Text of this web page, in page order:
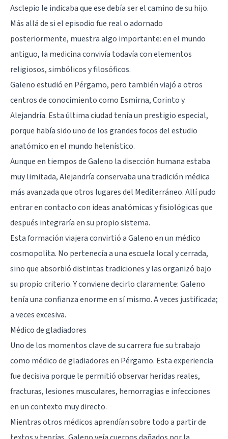
Asclepio le indicaba que ese debía ser el camino de su hijo.
Más allá de si el episodio fue real o adornado
posteriormente, muestra algo importante: en el mundo
antiguo, la medicina convivía todavía con elementos
religiosos, simbólicos y filosóficos.
Galeno estudió en Pérgamo, pero también viajó a otros
centros de conocimiento como Esmirna, Corinto y
Alejandría. Esta última ciudad tenía un prestigio especial,
porque había sido uno de los grandes focos del estudio
anatómico en el mundo helenístico.
Aunque en tiempos de Galeno la disección humana estaba
muy limitada, Alejandría conservaba una tradición médica
más avanzada que otros lugares del Mediterráneo. Allí pudo
entrar en contacto con ideas anatómicas y fisiológicas que
después integraría en su propio sistema.
Esta formación viajera convirtió a Galeno en un médico
cosmopolita. No pertenecía a una escuela local y cerrada,
sino que absorbió distintas tradiciones y las organizó bajo
su propio criterio. Y conviene decirlo claramente: Galeno
tenía una confianza enorme en sí mismo. A veces justificada;
a veces excesiva.
Médico de gladiadores
Uno de los momentos clave de su carrera fue su trabajo
como médico de gladiadores en Pérgamo. Esta experiencia
fue decisiva porque le permitió observar heridas reales,
fracturas, lesiones musculares, hemorragias e infecciones
en un contexto muy directo.
Mientras otros médicos aprendían sobre todo a partir de